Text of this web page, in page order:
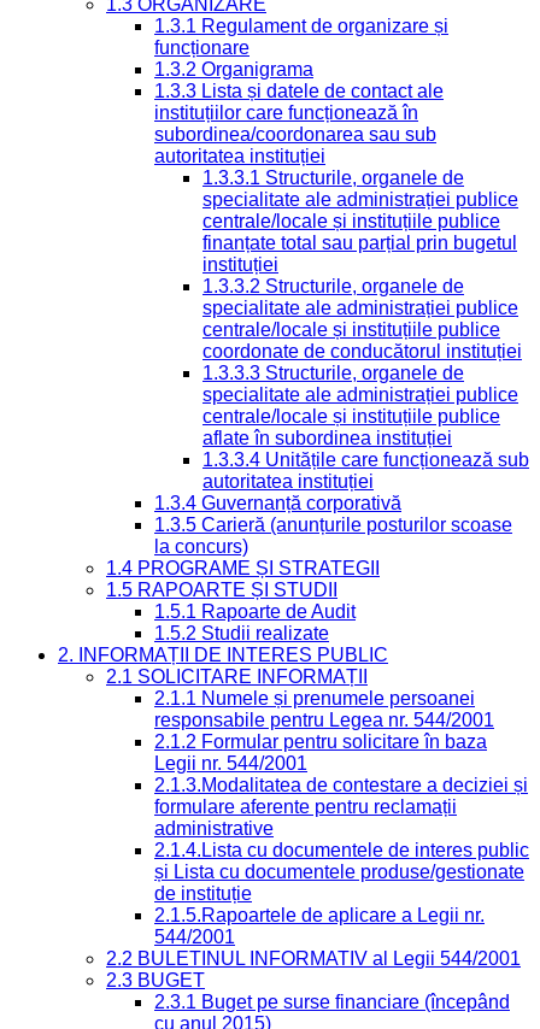
1.3.1 Regulament de organizare și
funcționare
1.3.2 Organigrama
1.3.3 Lista și datele de contact ale
instituțiilor care funcționează în
subordinea/coordonarea sau sub
autoritatea instituției
1.3.3.1 Structurile, organele de
specialitate ale administrației publice
centrale/locale și instituțiile publice
finanțate total sau parțial prin bugetul
instituției
1.3.3.2 Structurile, organele de
specialitate ale administrației publice
centrale/locale și instituțiile publice
coordonate de conducătorul instituției
1.3.3.3 Structurile, organele de
specialitate ale administrației publice
centrale/locale și instituțiile publice
aflate în subordinea instituției
1.3.3.4 Unitățile care funcționează sub
autoritatea instituției
1.3.4 Guvernanță corporativă
1.3.5 Carieră (anunțurile posturilor scoase
la concurs)
1.4 PROGRAME ȘI STRATEGII
1.5 RAPOARTE ȘI STUDII
1.5.1 Rapoarte de Audit
1.5.2 Studii realizate
2. INFORMAȚII DE INTERES PUBLIC
2.1 SOLICITARE INFORMAȚII
2.1.1 Numele și prenumele persoanei
responsabile pentru Legea nr. 544/2001
2.1.2 Formular pentru solicitare în baza
Legii nr. 544/2001
2.1.3.Modalitatea de contestare a deciziei și
formulare aferente pentru reclamații
administrative
2.1.4.Lista cu documentele de interes public
și Lista cu documentele produse/gestionate
de instituție
2.1.5.Rapoartele de aplicare a Legii nr.
544/2001
2.2 BULETINUL INFORMATIV al Legii 544/2001
2.3 BUGET
2.3.1 Buget pe surse financiare (începând
cu anul 2015)